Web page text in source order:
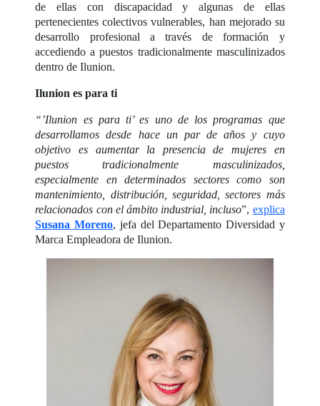
de ellas con discapacidad y algunas de ellas
pertenecientes colectivos vulnerables, han mejorado su
desarrollo profesional a través de formación y
accediendo a puestos tradicionalmente masculinizados
dentro de Ilunion.
Ilunion es para ti
“’Ilunion es para ti’ es uno de los programas que
desarrollamos desde hace un par de años y cuyo
objetivo es aumentar la presencia de mujeres en
puestos tradicionalmente masculinizados,
especialmente en determinados sectores como son
mantenimiento, distribución, seguridad, sectores más
relacionados con el ámbito industrial, incluso”, explica
Susana Moreno, jefa del Departamento Diversidad y
Marca Empleadora de Ilunion.